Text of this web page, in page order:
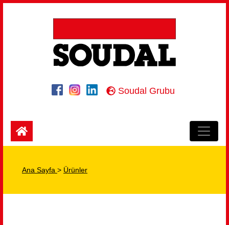
Soudal Grubu
Ana Sayfa > Ürünler